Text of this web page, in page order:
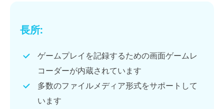
長所:
ゲームプレイを記録するための画面ゲームレ
コーダーが内蔵されています
多数のファイルメディア形式をサポートして
います